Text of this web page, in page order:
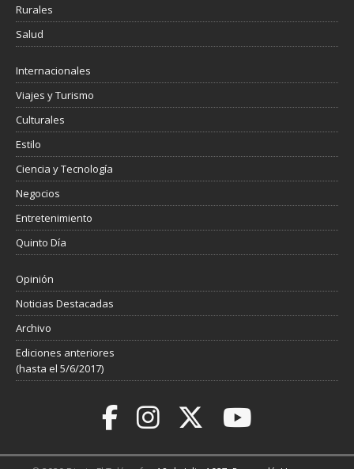
Rurales
Salud
Internacionales
Viajes y Turismo
Culturales
Estilo
Ciencia y Tecnología
Negocios
Entretenimiento
Quinto Día
Opinión
Noticias Destacadas
Archivo
Ediciones anteriores
(hasta el 5/6/2017)